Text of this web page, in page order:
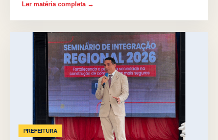
Ler matéria completa →
PREFEITURA